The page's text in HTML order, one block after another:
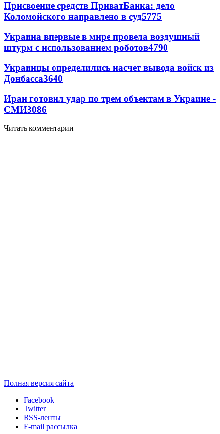
Присвоение средств ПриватБанка: дело
Коломойского направлено в суд5775
Украина впервые в мире провела воздушный
штурм с использованием роботов4790
Украинцы определились насчет вывода войск из
Донбасса3640
Иран готовил удар по трем объектам в Украине -
СМИ3086
Читать комментарии
Полная версия сайта
Facebook
Twitter
RSS-ленты
E-mail рассылка